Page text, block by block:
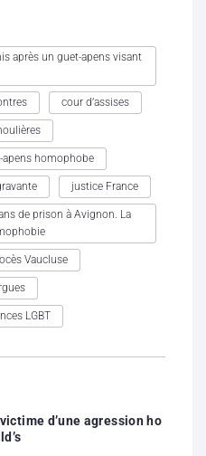
après un guet-apens visant
cour d’assises
apens homophobe
justice France
de prison à Avignon. La
Vaucluse
LGBT
d’une agression ho